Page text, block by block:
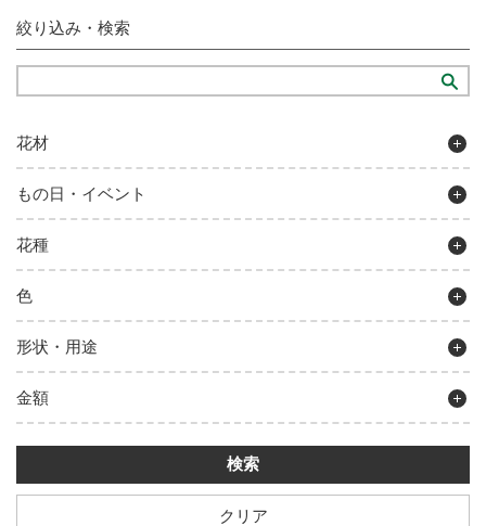
絞り込み・検索
花材
もの日・イベント
花種
色
形状・用途
金額
クリア